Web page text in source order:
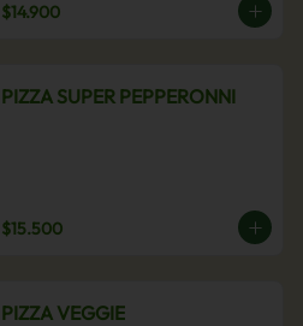
$14.900
PIZZA SUPER PEPPERONNI
$15.500
PIZZA VEGGIE